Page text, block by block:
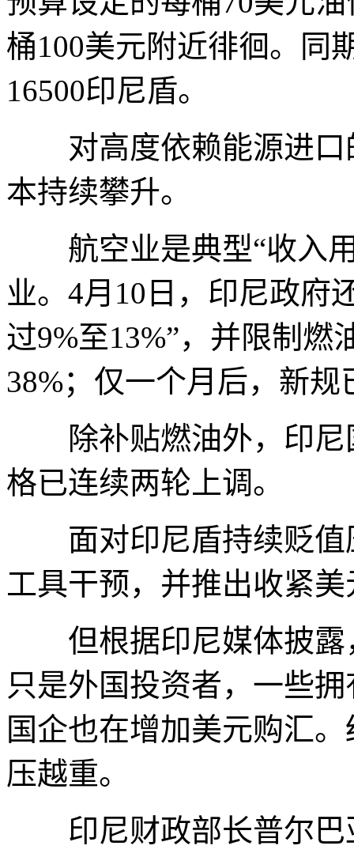
桶100美元附近徘徊。同
16500印尼盾。
对高度依赖能源进口
本持续攀升。
航空业是典型“收入用
业。4月10日，印尼政府
过9%至13%”，并限制
38%；仅一个月后，新
除补贴燃油外，印尼
格已连续两轮上调。
面对印尼盾持续贬值
工具干预，并推出收紧
但根据印尼媒体披露
只是外国投资者，一些
国企也在增加美元购汇
压越重。
印尼财政部长普尔巴